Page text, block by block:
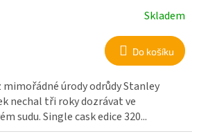
Skladem
Do košíku
mimořádné úrody odrůdy Stanley
nechal tři roky dozrávat ve
sudu. Single cask edice 320...